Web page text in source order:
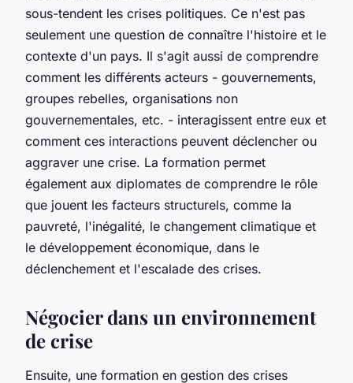
sous-tendent les crises politiques. Ce n'est pas
seulement une question de connaître l'histoire et le
contexte d'un pays. Il s'agit aussi de comprendre
comment les différents acteurs - gouvernements,
groupes rebelles, organisations non
gouvernementales, etc. - interagissent entre eux et
comment ces interactions peuvent déclencher ou
aggraver une crise. La formation permet
également aux diplomates de comprendre le rôle
que jouent les facteurs structurels, comme la
pauvreté, l'inégalité, le changement climatique et
le développement économique, dans le
déclenchement et l'escalade des crises.
Négocier dans un environnement
de crise
Ensuite, une formation en gestion des crises